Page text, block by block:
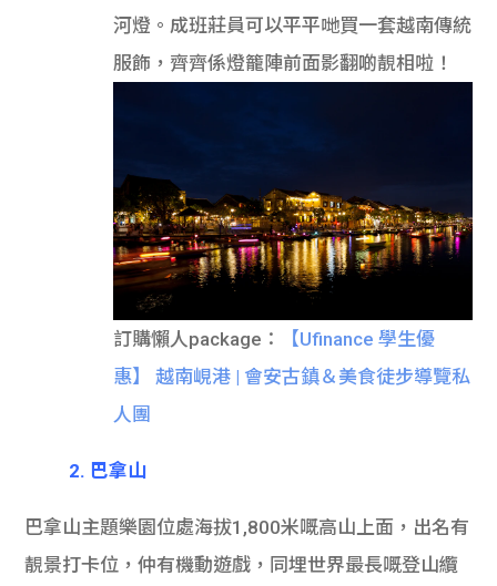
河燈。成班莊員可以平平哋買一套越南傳統
服飾，齊齊係燈籠陣前面影翻啲靚相啦！
訂購懶人package：
【Ufinance 學生優
惠】 越南峴港 | 會安古鎮＆美食徒步導覽私
人團
2. 巴拿山
巴拿山主題樂園位處海拔1,800米嘅高山上面，出名有
靚景打卡位，仲有機動遊戲，同埋世界最長嘅登山纜